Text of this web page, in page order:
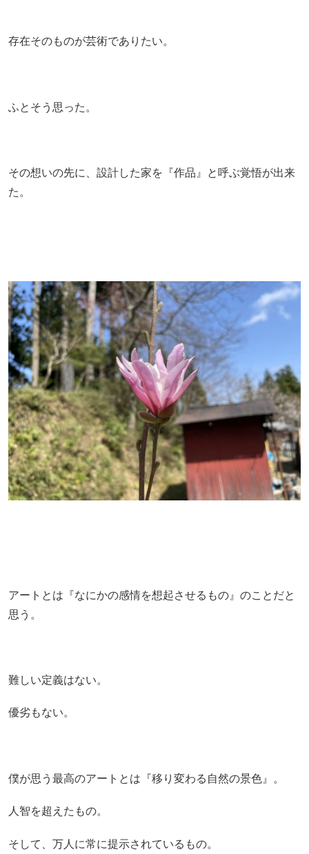
存在そのものが芸術でありたい。
ふとそう思った。
その想いの先に、設計した家を『作品』と呼ぶ覚悟が出来
た。
アートとは『なにかの感情を想起させるもの』のことだと
思う。
難しい定義はない。
優劣もない。
僕が思う最高のアートとは『移り変わる自然の景色』。
人智を超えたもの。
そして、万人に常に提示されているもの。